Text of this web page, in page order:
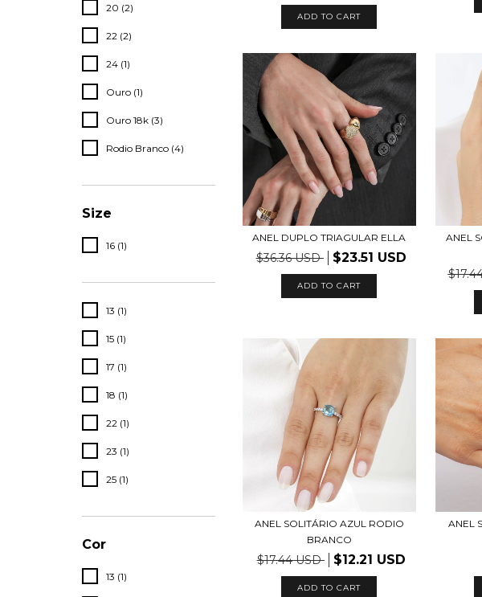
20 (2)
22 (2)
24 (1)
Ouro (1)
Ouro 18k (3)
Rodio Branco (4)
Size
16 (1)
13 (1)
15 (1)
17 (1)
18 (1)
22 (1)
23 (1)
25 (1)
Cor
13 (1)
ADD TO CART
ANEL DUPLO TRIAGULAR ELLA
$36.36 USD $23.51 USD
ADD TO CART
ANEL
ANEL SOLITÁRIO AZUL RODIO
BRANCO
$17.44 USD $12.21 USD
ADD TO CART
ANEL